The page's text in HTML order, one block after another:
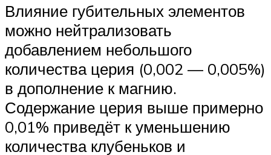
Влияние губительных элементов
можно нейтрализовать
добавлением небольшого
количества церия (0,002 — 0,005%)
в дополнение к магнию.
Содержание церия выше примерно
0,01% приведёт к уменьшению
количества клубеньков и